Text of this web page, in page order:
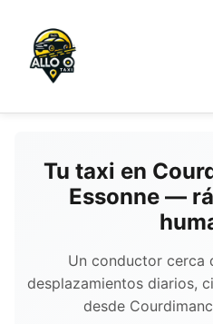
Tu taxi en
Essonne —
Un conductor cerca
desplazamientos diarios,
desde